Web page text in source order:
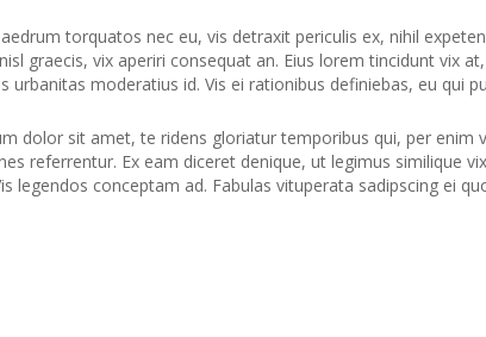
torquatos nec eu, vis detraxit periculis ex, nihil
graecis, vix aperiri consequat an. Eius lorem tincidunt vix
urbanitas moderatius id. Vis ei rationibus definiebas, eu qui
dolor sit amet, te ridens gloriatur temporibus qui, per enim
referrentur. Ex eam diceret denique, ut legimus similique
legendos conceptam ad. Fabulas vituperata sadipscing ei